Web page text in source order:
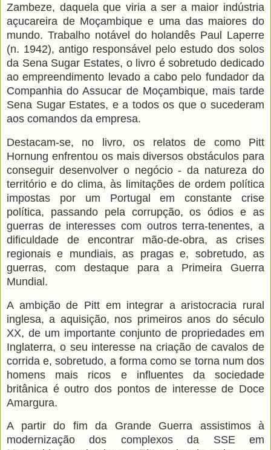
Zambeze, daquela que viria a ser a maior indústria
açucareira de Moçambique e uma das maiores do
mundo. Trabalho notável do holandês Paul Laperre
(n. 1942), antigo responsável pelo estudo dos solos
da Sena Sugar Estates, o livro é sobretudo dedicado
ao empreendimento levado a cabo pelo fundador da
Companhia do Assucar de Moçambique, mais tarde
Sena Sugar Estates, e a todos os que o sucederam
aos comandos da empresa.
Destacam-se, no livro, os relatos de como Pitt
Hornung enfrentou os mais diversos obstáculos para
conseguir desenvolver o negócio - da natureza do
território e do clima, às limitações de ordem política
impostas por um Portugal em constante crise
política, passando pela corrupção, os ódios e as
guerras de interesses com outros terra-tenentes, a
dificuldade de encontrar mão-de-obra, as crises
regionais e mundiais, as pragas e, sobretudo, as
guerras, com destaque para a Primeira Guerra
Mundial.
A ambição de Pitt em integrar a aristocracia rural
inglesa, a aquisição, nos primeiros anos do século
XX, de um importante conjunto de propriedades em
Inglaterra, o seu interesse na criação de cavalos de
corrida e, sobretudo, a forma como se torna num dos
homens mais ricos e influentes da sociedade
britânica é outro dos pontos de interesse de Doce
Amargura.
A partir do fim da Grande Guerra assistimos à
modernização dos complexos da SSE em